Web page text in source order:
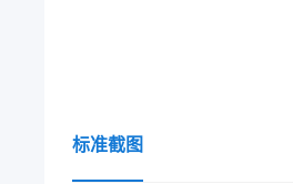
标准截图